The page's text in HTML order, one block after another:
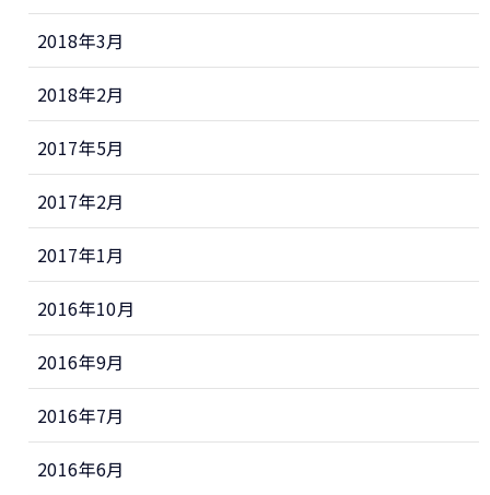
2018年3月
2018年2月
2017年5月
2017年2月
2017年1月
2016年10月
2016年9月
2016年7月
2016年6月